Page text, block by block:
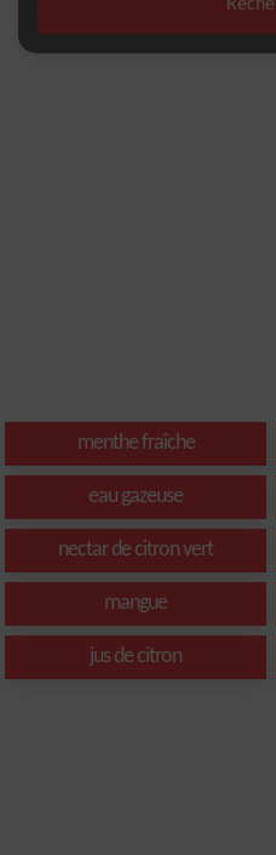
menthe fraîche
eau gazeuse
nectar de citron vert
mangue
jus de citron